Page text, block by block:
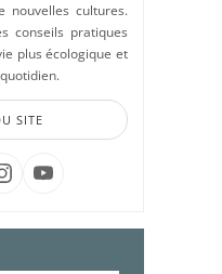
nouvelles cultures.
conseils pratiques
plus écologique et
SITE